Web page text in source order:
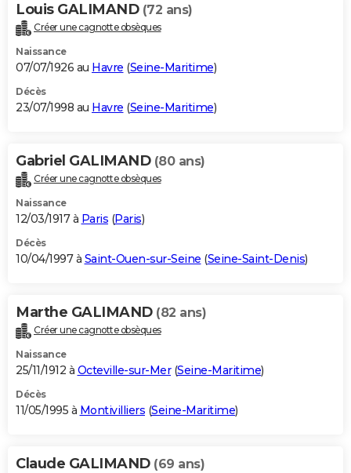
Louis GALIMAND (72 ans)
Créer une cagnotte obsèques
Naissance
07/07/1926 au Havre (Seine-Maritime)
Décès
23/07/1998 au Havre (Seine-Maritime)
Gabriel GALIMAND (80 ans)
Créer une cagnotte obsèques
Naissance
12/03/1917 à Paris (Paris)
Décès
10/04/1997 à Saint-Ouen-sur-Seine (Seine-Saint-Denis)
Marthe GALIMAND (82 ans)
Créer une cagnotte obsèques
Naissance
25/11/1912 à Octeville-sur-Mer(Seine-Maritime)
Décès
11/05/1995 à Montivilliers (Seine-Maritime)
Claude GALIMAND (69 ans)